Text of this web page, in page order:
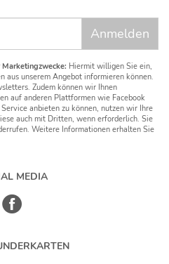
Hiermit willigen Sie ein,
aus unserem Angebot informieren können.
Zudem können wir Ihnen
auf anderen Plattformen wie Facebook
anbieten zu können, nutzen wir Ihre
auch mit Dritten, wenn erforderlich. Sie
Weitere Informationen erhalten Sie
MEDIA